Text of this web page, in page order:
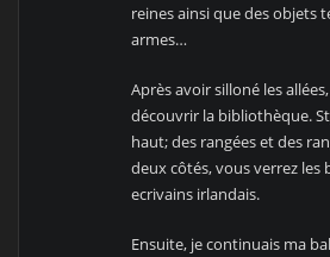
reines ainsi que des objets
armes…
Après avoir silloné les
découvrir la bibliothèque.
haut; des rangées et des
deux côtés, vous verrez les
ecrivains irlandais.
Ensuite, je continuais ma